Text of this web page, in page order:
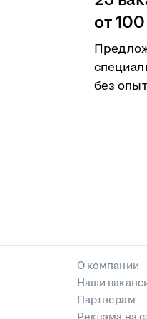
от
без
О компании
Наши
Партнерам